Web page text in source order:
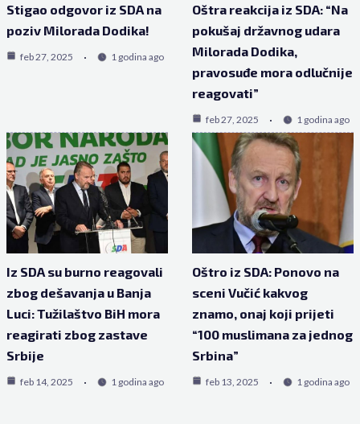
Stigao odgovor iz SDA na
poziv Milorada Dodika!
feb 27, 2025 1 godina ago
Oštra reakcija iz SDA: “Na
pokušaj državnog udara
Milorada Dodika,
pravosuđe mora odlučnije
reagovati”
feb 27, 2025 1 godina ago
Iz SDA su burno reagovali
zbog dešavanja u Banja
Luci: Tužilaštvo BiH mora
reagirati zbog zastave
Srbije
feb 14, 2025 1 godina ago
Oštro iz SDA: Ponovo na
sceni Vučić kakvog
znamo, onaj koji prijeti
“100 muslimana za jednog
Srbina”
feb 13, 2025 1 godina ago